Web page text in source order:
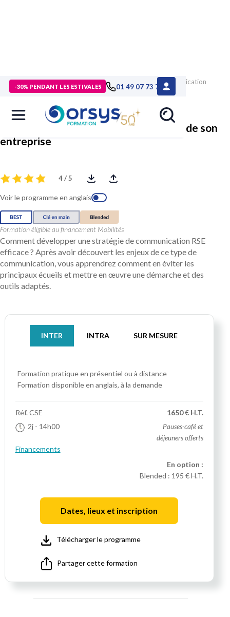
-30% PENDANT LES ESTIVALES 01 49 07 73 73
> Formations>Compétences métiers
Formation Communication
RSE : valoriser l'image de son entreprise
Communication RSE : valoriser l'image de son
entreprise
4 / 5
Voir le programme en anglais
Formation éligible au financement Mobilités
Comment développer une stratégie de communication RSE
efficace ? Après avoir découvert les enjeux de ce type de
communication, vous apprendrez comment en éviter les
principaux écueils et mettre en œuvre une démarche et des
outils adaptés.
INTER INTRA SUR MESURE
Formation pratique en présentiel ou à distance
Formation disponible en anglais, à la demande
Réf.CSE
2j - 14h00
1650 € H.T.
Pauses-café et
déjeuners offerts
Financements
En option :
Blended : 195 € H.T.
Dates, lieux et inscription
Télécharger le programme
Partager cette formation